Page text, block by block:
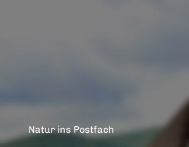
Natur ins Postfach